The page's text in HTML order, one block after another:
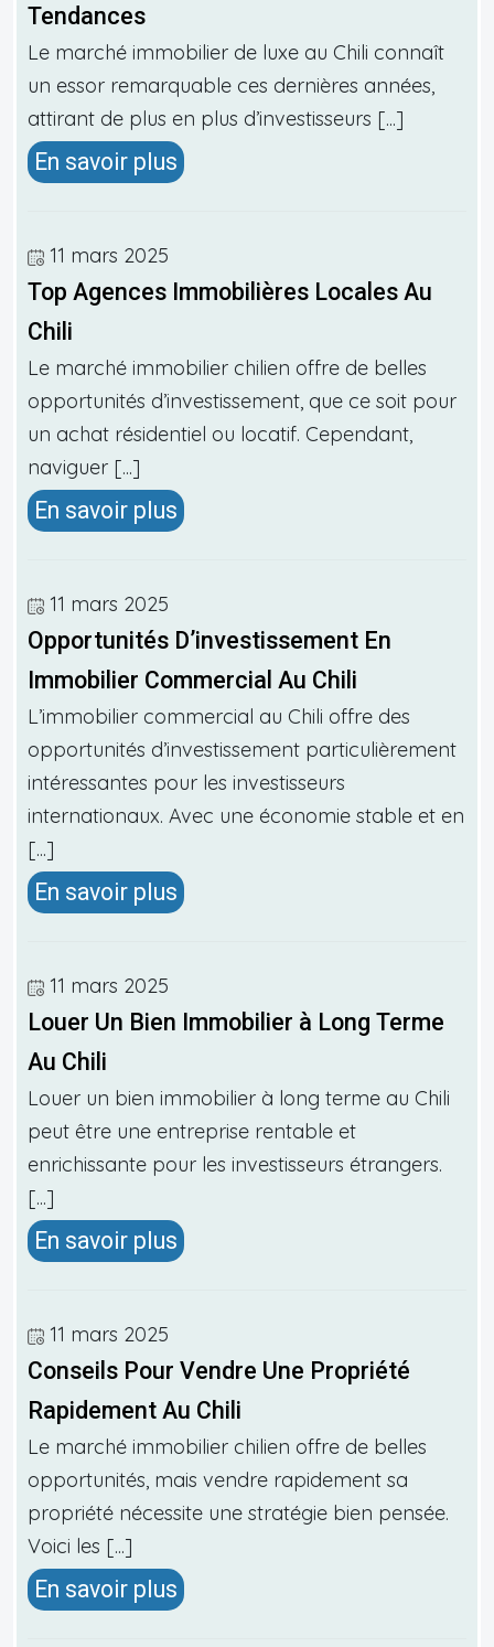
Tendances
Le marché immobilier de luxe au Chili connaît
un essor remarquable ces dernières années,
attirant de plus en plus d’investisseurs [...]
En savoir plus
11 mars 2025
Top Agences Immobilières Locales Au
Chili
Le marché immobilier chilien offre de belles
opportunités d’investissement, que ce soit pour
un achat résidentiel ou locatif. Cependant,
naviguer [...]
En savoir plus
11 mars 2025
Opportunités D’investissement En
Immobilier Commercial Au Chili
L’immobilier commercial au Chili offre des
opportunités d’investissement particulièrement
intéressantes pour les investisseurs
internationaux. Avec une économie stable et en
[...]
En savoir plus
11 mars 2025
Louer Un Bien Immobilier à Long Terme
Au Chili
Louer un bien immobilier à long terme au Chili
peut être une entreprise rentable et
enrichissante pour les investisseurs étrangers.
[...]
En savoir plus
11 mars 2025
Conseils Pour Vendre Une Propriété
Rapidement Au Chili
Le marché immobilier chilien offre de belles
opportunités, mais vendre rapidement sa
propriété nécessite une stratégie bien pensée.
Voici les [...]
En savoir plus